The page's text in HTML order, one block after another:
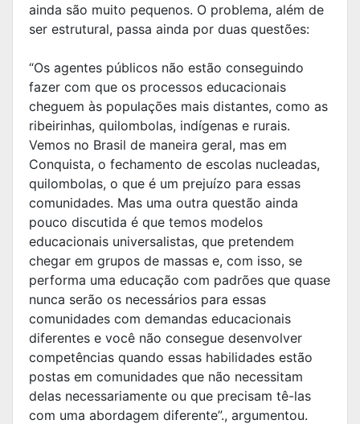
ainda são muito pequenos. O problema, além de
ser estrutural, passa ainda por duas questões:
“Os agentes públicos não estão conseguindo
fazer com que os processos educacionais
cheguem às populações mais distantes, como as
ribeirinhas, quilombolas, indígenas e rurais.
Vemos no Brasil de maneira geral, mas em
Conquista, o fechamento de escolas nucleadas,
quilombolas, o que é um prejuízo para essas
comunidades. Mas uma outra questão ainda
pouco discutida é que temos modelos
educacionais universalistas, que pretendem
chegar em grupos de massas e, com isso, se
performa uma educação com padrões que quase
nunca serão os necessários para essas
comunidades com demandas educacionais
diferentes e você não consegue desenvolver
competências quando essas habilidades estão
postas em comunidades que não necessitam
delas necessariamente ou que precisam tê-las
com uma abordagem diferente”., argumentou.